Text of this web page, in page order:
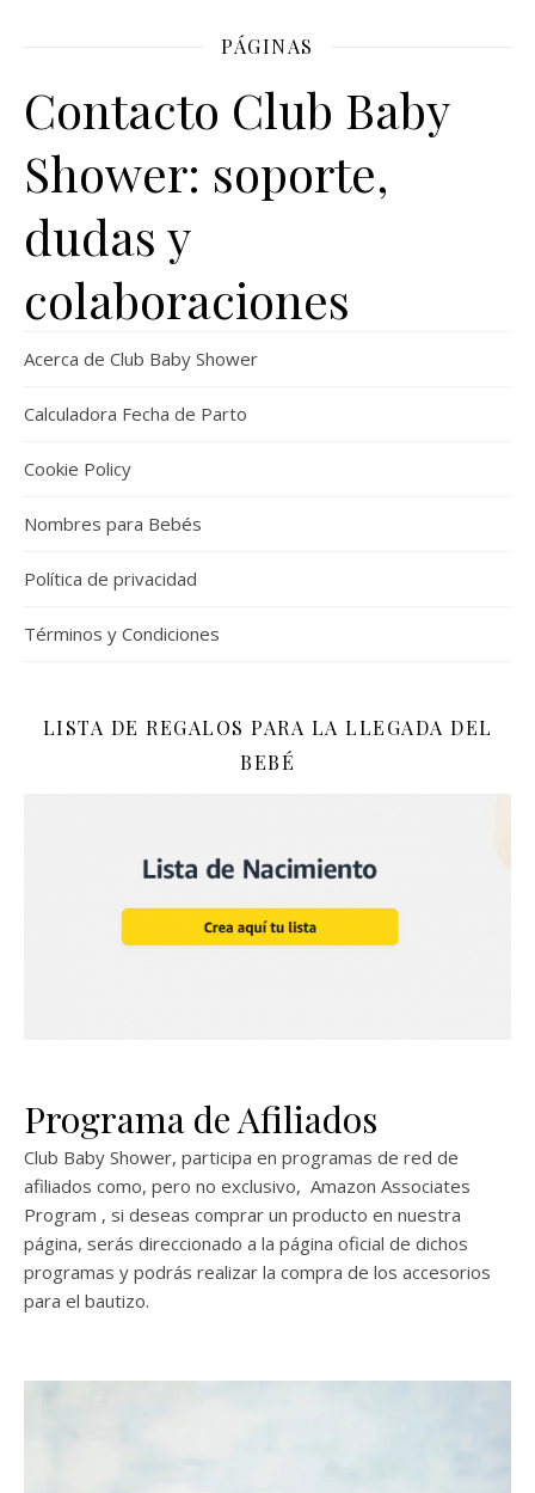
PÁGINAS
Contacto Club Baby
Shower: soporte,
dudas y
colaboraciones
Acerca de Club Baby Shower
Calculadora Fecha de Parto
Cookie Policy
Nombres para Bebés
Política de privacidad
Términos y Condiciones
LISTA DE REGALOS PARA LA LLEGADA DEL
BEBÉ
Programa de Afiliados
Club Baby Shower, participa en programas de red de
afiliados como, pero no exclusivo, Amazon Associates
Program , si deseas comprar un producto en nuestra
página, serás direccionado a la página oficial de dichos
programas y podrás realizar la compra de los accesorios
para el bautizo.